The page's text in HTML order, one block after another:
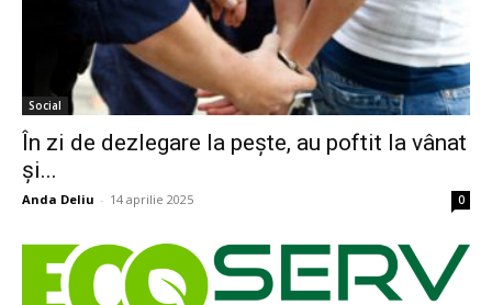
Social
În zi de dezlegare la pește, au poftit la vânat
și...
Anda Deliu - 14 aprilie 2025 0